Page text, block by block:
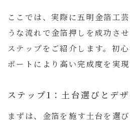
ここでは、実際に五明金箔工
うな流れで金箔押しを成功さ
ステップをご紹介します。初
ポートにより高い完成度を実
ステップ1：土台選びとデ
まずは、金箔を施す土台を選